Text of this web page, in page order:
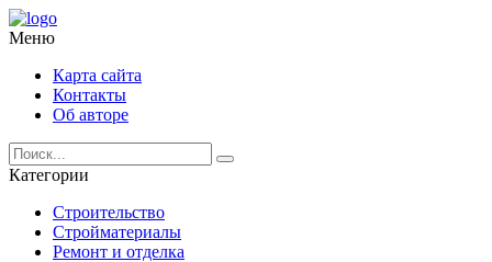
Меню
Карта сайта
Контакты
Об авторе
Категории
Строительство
Стройматериалы
Ремонт и отделка